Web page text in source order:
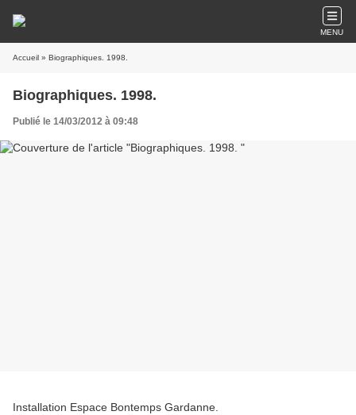
MENU
Accueil » Biographiques. 1998.
Biographiques. 1998.
Publié le 14/03/2012 à 09:48
Installation Espace Bontemps Gardanne.